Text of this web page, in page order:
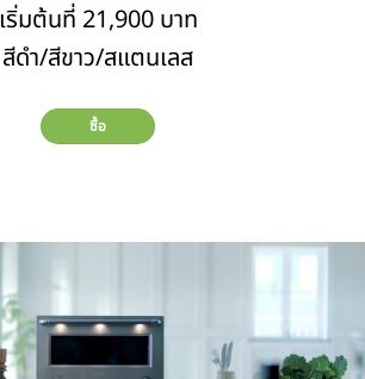
เริ่มต้นที่ 21,900 บาท
สีดำ/สีขาว/สแตนเลส
ซื้อ